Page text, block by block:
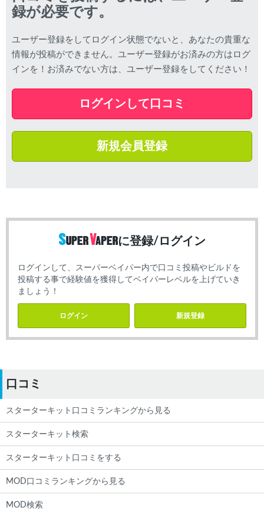
録が必要です。
ユーザー登録をしてログイン状態でないと、あなたの貴重な
情報が投稿ができません。ユーザー登録がお済みの方はログ
インを！お済みでない方は、ユーザー登録をしてください！
ログインして口コミ
新規会員登録
に登録/ログイン
ログインして、スーパーベイパー内で口コミ投稿やビルドを
投稿する事で経験値を獲得してベイパーレベルを上げていき
ましょう！
ログイン 新規登録
口コミ
スターターキット口コミランキングから見る
スターターキット検索
スターターキット口コミをする
MOD口コミランキングから見る
MOD検索